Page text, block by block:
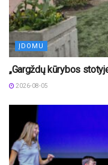
ĮDOMU
„Gargždų kūrybos
2026-08-05